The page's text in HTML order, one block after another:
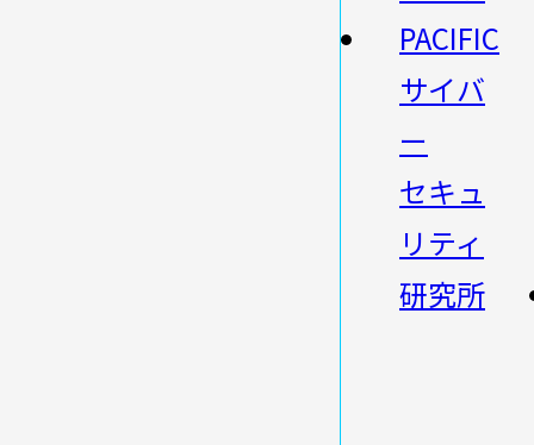
PACIFIC
サイバ
ー
セキュ
リティ
研究所